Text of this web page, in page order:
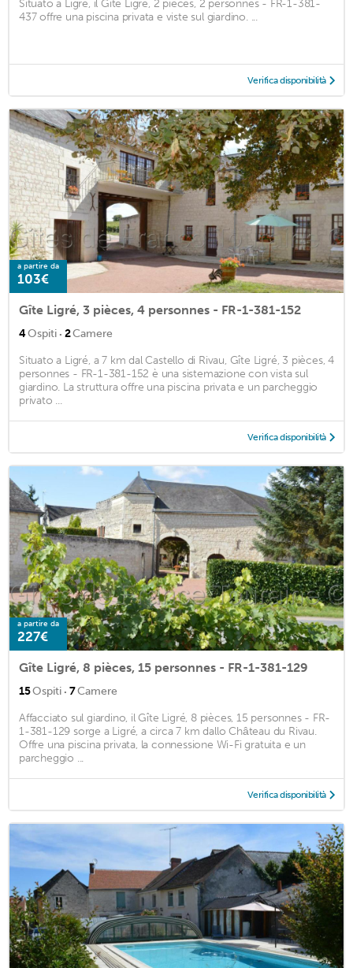
Situato a Ligré, il Gîte Ligré, 2 pièces, 2 personnes - FR-1-381-
437 offre una piscina privata e viste sul giardino. ...
Verifica disponibilità
a partire da
103€
Gîte Ligré, 3 pièces, 4 personnes - FR-1-381-152
4Ospiti · 2Camere
Situato a Ligré, a 7 km dal Castello di Rivau, Gîte Ligré, 3 pièces, 4
personnes - FR-1-381-152 è una sistemazione con vista sul
giardino. La struttura offre una piscina privata e un parcheggio
privato ...
Verifica disponibilità
a partire da
227€
Gîte Ligré, 8 pièces, 15 personnes - FR-1-381-129
15Ospiti · 7Camere
Affacciato sul giardino, il Gîte Ligré, 8 pièces, 15 personnes - FR-
1-381-129 sorge a Ligré, a circa 7 km dallo Château du Rivau.
Offre una piscina privata, la connessione Wi-Fi gratuita e un
parcheggio ...
Verifica disponibilità